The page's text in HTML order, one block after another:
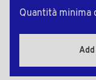
Quantità minima